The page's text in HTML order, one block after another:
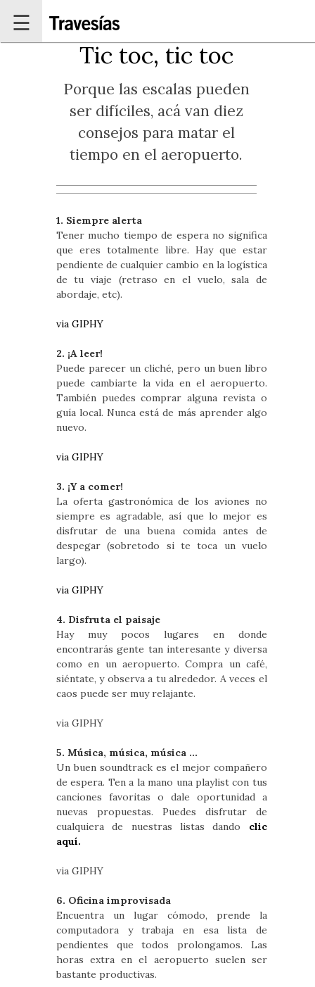
☰
Tic toc, tic toc
Porque las escalas pueden
ser difíciles, acá van diez
consejos para matar el
tiempo en el aeropuerto.
1. Siempre alerta
Tener mucho tiempo de espera no significa
que eres totalmente libre. Hay que estar
pendiente de cualquier cambio en la logística
de tu viaje (retraso en el vuelo, sala de
abordaje, etc).
via GIPHY
2. ¡A leer!
Puede parecer un cliché, pero un buen libro
puede cambiarte la vida en el aeropuerto.
También puedes comprar alguna revista o
guía local. Nunca está de más aprender algo
nuevo.
via GIPHY
3. ¡Y a comer!
La oferta gastronómica de los aviones no
siempre es agradable, así que lo mejor es
disfrutar de una buena comida antes de
despegar (sobretodo si te toca un vuelo
largo).
via GIPHY
4. Disfruta el paisaje
Hay muy pocos lugares en donde
encontrarás gente tan interesante y diversa
como en un aeropuerto. Compra un café,
siéntate, y observa a tu alrededor. A veces el
caos puede ser muy relajante.
via GIPHY
5. Música, música, música ...
Un buen soundtrack es el mejor compañero
de espera. Ten a la mano una playlist con tus
canciones favoritas o dale oportunidad a
nuevas propuestas. Puedes disfrutar de
cualquiera de nuestras listas dando clic
aquí.
via GIPHY
6. Oficina improvisada
Encuentra un lugar cómodo, prende la
computadora y trabaja en esa lista de
pendientes que todos prolongamos. Las
horas extra en el aeropuerto suelen ser
bastante productivas.